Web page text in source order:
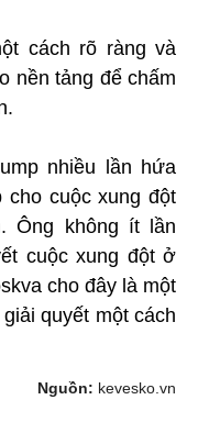
cách rõ ràng và
nền tảng để chấm
nhiều lần hứa
cuộc xung đột
Ông không ít lần
cuộc xung đột ở
cho đây là một
quyết một cách
Nguồn: kevesko.vn